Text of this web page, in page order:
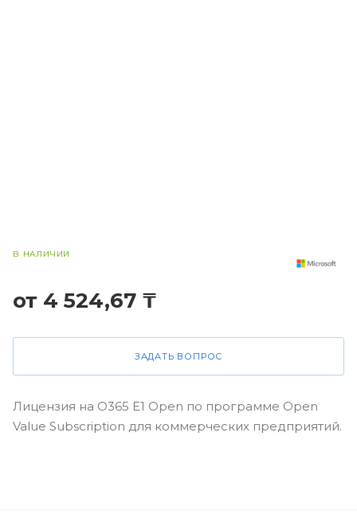
В НАЛИЧИИ
от 4 524,67 ₸
ЗАДАТЬ ВОПРОС
Лицензия на O365 E1 Open по программе Open
Value Subscription для коммерческих предприятий.